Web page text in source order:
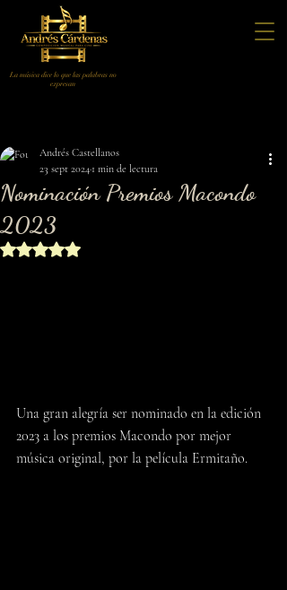
La música dice lo que las palabras no
expresan
Nominación Premios Macondo
2023
Andrés Castellanos
23 sept 2024 1 min de lectura
Obtuvo NaN de 5 estrellas.
Una gran alegría ser nominado en la edición
2023 a los premios Macondo por mejor
música original, por la película Ermitaño.